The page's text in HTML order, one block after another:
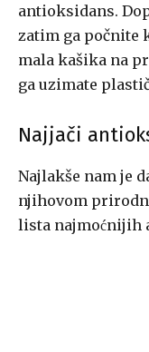
antioksidans.
zatim ga počnite
mala kašika na
ga uzimate
Najjači
Najlakše nam je
njihovom
lista najmoćnijih